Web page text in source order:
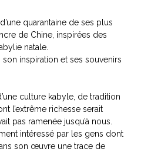
quarantaine de ses plus
de Chine, inspirées des
natale.
son inspiration et ses souvenirs
culture kabyle, de tradition
l’extrême richesse serait
pas ramenée jusqu’à nous.
intéressé par les gens dont
son œuvre une trace de